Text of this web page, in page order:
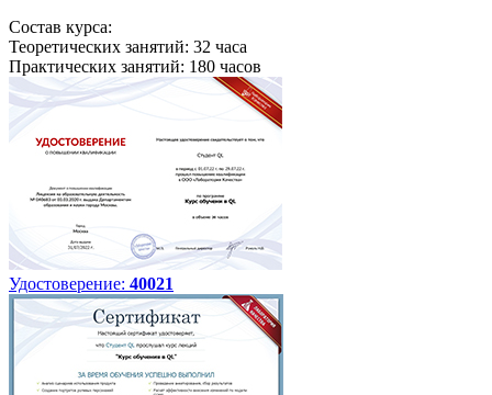
Состав курса:
Теоретических занятий: 32 часа
Практических занятий: 180 часов
Удостоверение: 40021